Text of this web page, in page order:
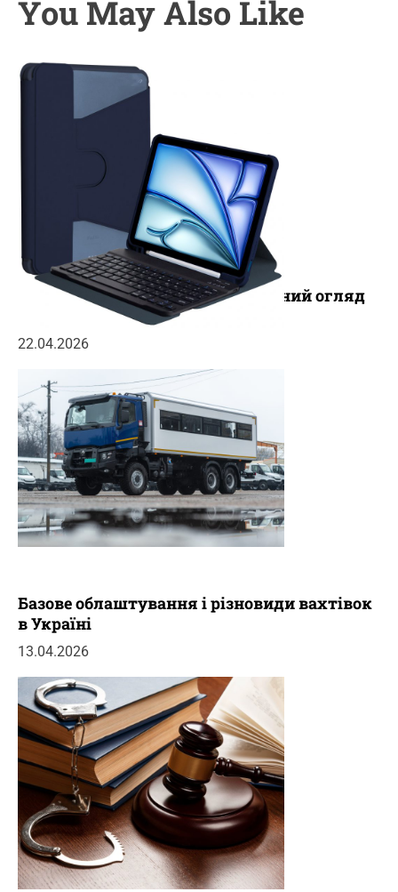
You May Also Like
Чохли для iPad 11 (A16) 2025: повний огляд
популярних новинок
22.04.2026
Базове облаштування і різновиди вахтівок
в Україні
13.04.2026